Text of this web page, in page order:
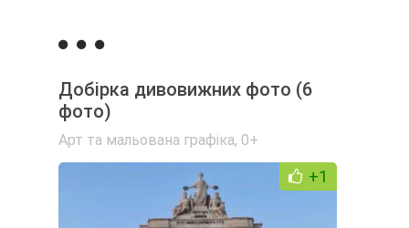
Добірка дивовижних фото (6
фото)
Арт та мальована графіка, 0+
+1